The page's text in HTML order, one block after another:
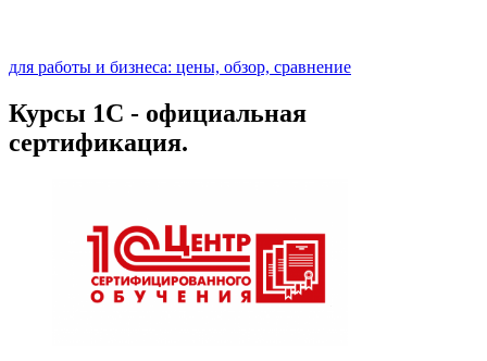
для работы и бизнеса: цены, обзор, сравнение
Курсы 1С - официальная
сертификация.